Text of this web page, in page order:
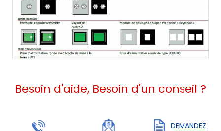
Besoin d'aide, Besoin d'un conseil ?
DEMANDEZ